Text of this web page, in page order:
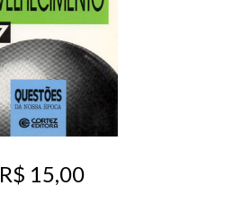
R$ 15,00